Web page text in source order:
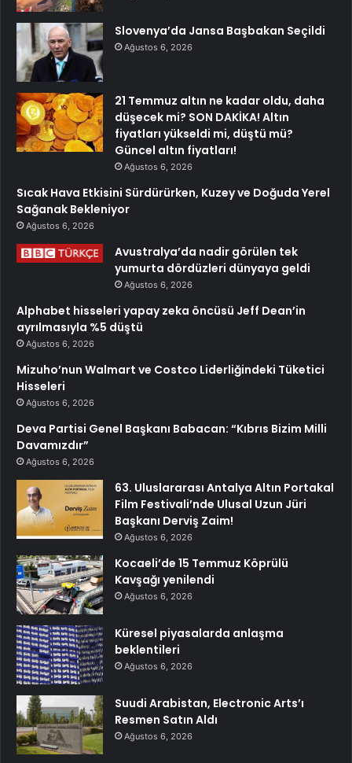
Slovenya’da Jansa Başbakan Seçildi
Ağustos 6, 2026
21 Temmuz altın ne kadar oldu, daha
düşecek mi? SON DAKİKA! Altın
fiyatları yükseldi mi, düştü mü?
Güncel altın fiyatları!
Ağustos 6, 2026
Sıcak Hava Etkisini Sürdürürken, Kuzey ve Doğuda Yerel
Sağanak Bekleniyor
Ağustos 6, 2026
Avustralya’da nadir görülen tek
yumurta dördüzleri dünyaya geldi
Ağustos 6, 2026
Alphabet hisseleri yapay zeka öncüsü Jeff Dean’in
ayrılmasıyla %5 düştü
Ağustos 6, 2026
Mizuho’nun Walmart ve Costco Liderliğindeki Tüketici
Hisseleri
Ağustos 6, 2026
Deva Partisi Genel Başkanı Babacan: “Kıbrıs Bizim Milli
Davamızdır”
Ağustos 6, 2026
63. Uluslararası Antalya Altın Portakal
Film Festivali’nde Ulusal Uzun Jüri
Başkanı Derviş Zaim!
Ağustos 6, 2026
Kocaeli’de 15 Temmuz Köprülü
Kavşağı yenilendi
Ağustos 6, 2026
Küresel piyasalarda anlaşma
beklentileri
Ağustos 6, 2026
Suudi Arabistan, Electronic Arts’ı
Resmen Satın Aldı
Ağustos 6, 2026